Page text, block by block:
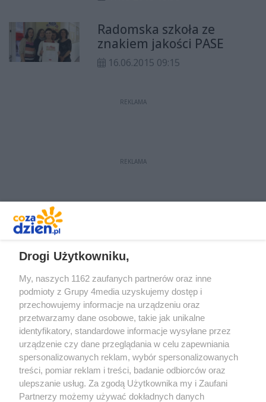
Radomska szkoła ze
znakiem jakości PASE
16.06.2015 09:15
REKLAMA
REKLAMA
Redakcja Reklama Prywatność
Praca Łódź
the:protocol
Drogi Użytkowniku,
My, naszych 1162 zaufanych partnerów oraz inne
podmioty z Grupy 4media uzyskujemy dostęp i
przechowujemy informacje na urządzeniu oraz
przetwarzamy dane osobowe, takie jak unikalne
identyfikatory, standardowe informacje wysyłane przez
urządzenie czy dane przeglądania w celu zapewniania
spersonalizowanych reklam, wybór spersonalizowanych
treści, pomiar reklam i treści, badanie odbiorców oraz
ulepszanie usług. Za zgodą Użytkownika my i Zaufani
Partnerzy możemy używać dokładnych danych